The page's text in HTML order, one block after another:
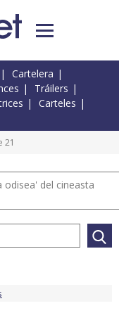
Cartelera
Tráilers
Carteles
21
del cineasta